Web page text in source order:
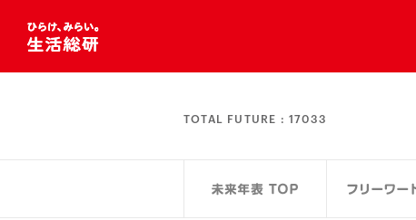
TOTAL FUTURE : 17033